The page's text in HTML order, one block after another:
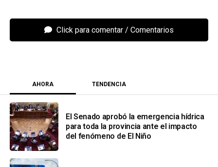
Click para comentar
AHORA TENDENCIA
El Senado aprobó la emergencia hídrica
para toda la provincia ante el impacto
del fenómeno de El Niño